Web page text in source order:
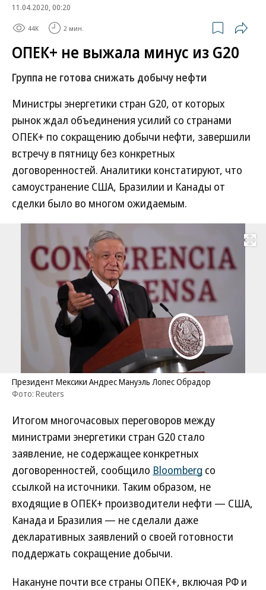
11.04.2020, 00:20
44K 2 мин.
ОПЕК+ не выжала минус из G20
Группа не готова снижать добычу нефти
Министры энергетики стран G20, от которых
рынок ждал объединения усилий со странами
ОПЕК+ по сокращению добычи нефти, завершили
встречу в пятницу без конкретных
договоренностей. Аналитики констатируют, что
самоустранение США, Бразилии и Канады от
сделки было во многом ожидаемым.
Развернуть
Президент Мексики Андрес Мануэль Лопес Обрадор
Фото: Reuters
Итогом многочасовых переговоров между
министрами энергетики стран G20 стало
заявление, не содержащее конкретных
договоренностей, сообщило Bloomberg со
ссылкой на источники. Таким образом, не
входящие в ОПЕК+ производители нефти — США,
Канада и Бразилия — не сделали даже
декларативных заявлений о своей готовности
поддержать сокращение добычи.
Накануне почти все страны ОПЕК+, включая РФ и